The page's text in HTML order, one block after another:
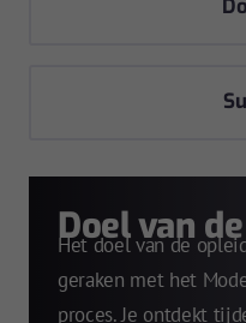
Doel van
Het doel van de
geraken met het
proces. Je ontdekt